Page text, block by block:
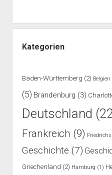
Kategorien
Baden-Württemberg (2) Belgien
(5) Brandenburg (3)
Deutschland
Frankreich (9)
Geschichte (7)
Griechenland (2) Hamburg (1)